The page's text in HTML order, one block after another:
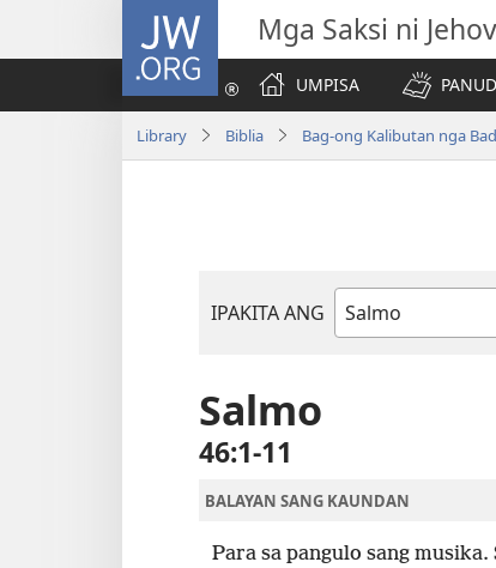
JW.ORG Mga Saksi ni
UMPISA
Library Biblia Bag-ong Kalibutan nga
IPAKITA ANG
Libro
Salmo
46:1-11
BALAYAN SANG KAUNDAN
Para sa pangulo sang